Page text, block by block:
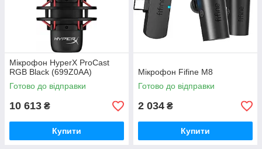
Мікрофон HyperX ProCast
RGB Black (699Z0AA)
Готово до відправки
10 613 ₴
Купити
Мікрофон Fifine M8
Готово до відправки
2 034 ₴
Купити